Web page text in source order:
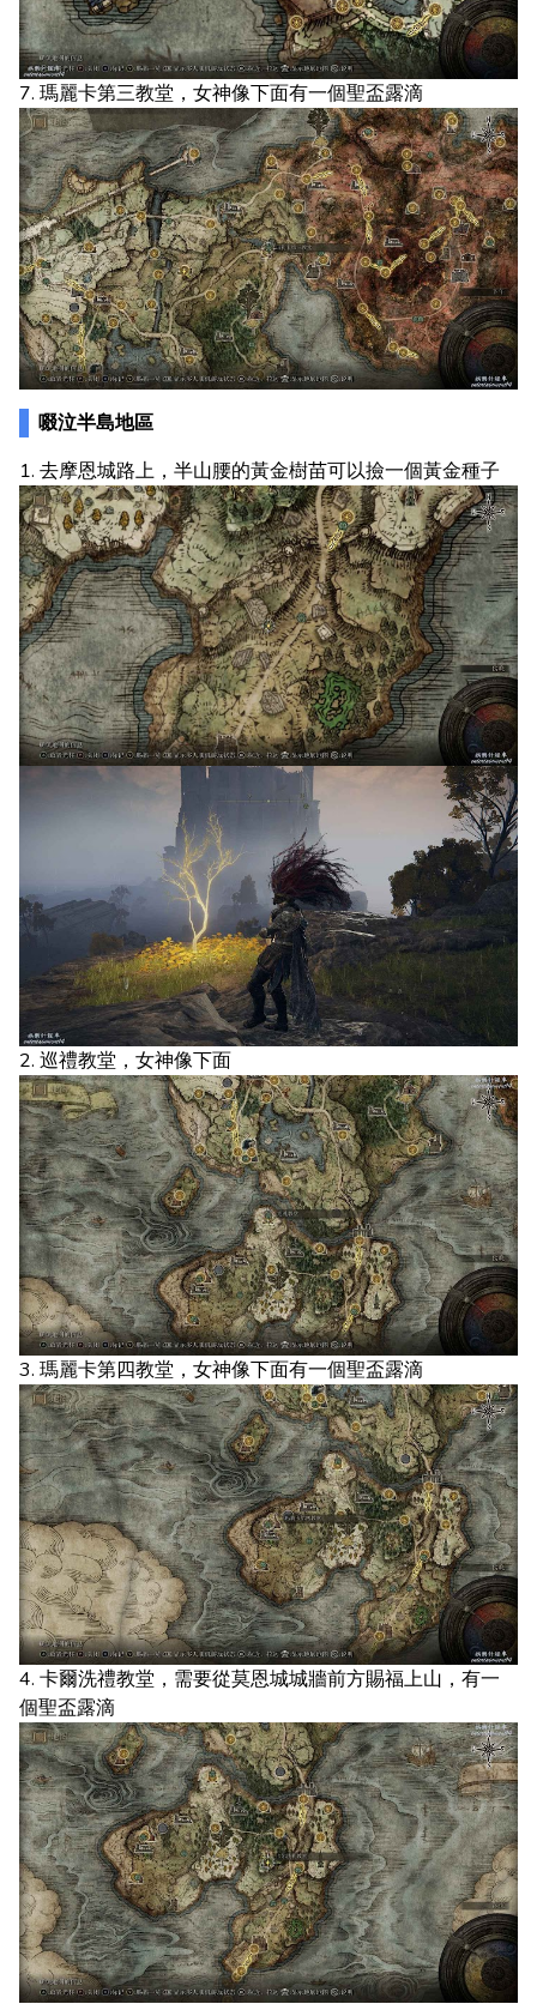
7. 瑪麗卡第三教堂，女神像下面有一個聖盃露滴
啜泣半島地區
1. 去摩恩城路上，半山腰的黃金樹苗可以撿一個黃金種子
2. 巡禮教堂，女神像下面
3. 瑪麗卡第四教堂，女神像下面有一個聖盃露滴
4. 卡爾洗禮教堂，需要從莫恩城城牆前方賜福上山，有一
個聖盃露滴